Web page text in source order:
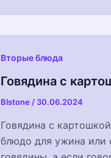
Вторые блюда
Говядина с
Blstone / 30.06.2024
Говядина с
блюдо для ужина или